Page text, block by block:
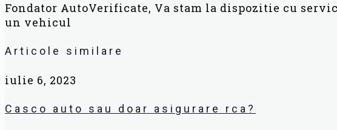
Fondator AutoVerificate, Va stam la dispozitie cu
un vehicul
Articole similare
iulie 6, 2023
Casco auto sau doar asigurare rca?